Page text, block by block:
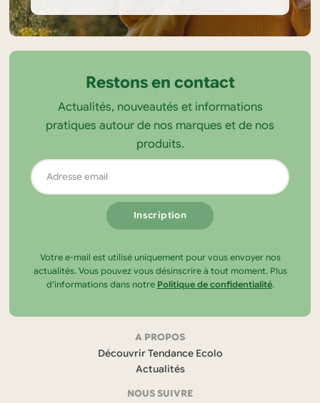
Informations
sur
boutique
Tendance
Restons en contact
Actualités, nouveautés et informations
pratiques autour de nos marques et de nos
produits.
Adresse
email
Votre e-mail est utilisé uniquement pour vous envoyer nos
actualités. Vous pouvez vous désinscrire à tout moment. Plus
d’informations dans notre Politique de confidentialité.
coordonnées
A PROPOS
Découvrir Tendance Ecolo
Actualités
NOUS SUIVRE